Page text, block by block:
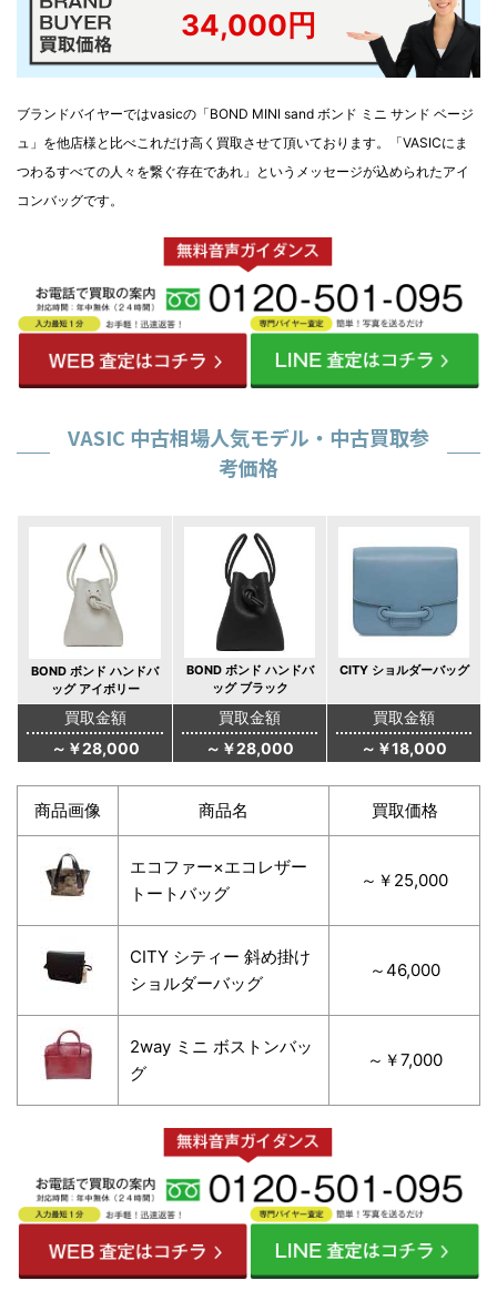
34,000円
ブランドバイヤーではvasicの「BOND MINI sand ボンド ミニ サンド ベージ
ュ」を他店様と比べこれだけ高く買取させて頂いております。「VASICにま
つわるすべての人々を繋ぐ存在であれ」というメッセージが込められたアイ
コンバッグです。
VASIC 中古相場人気モデル・中古買取参
考価格
BOND ボンド ハンドバ
ッグ アイボリー
BOND ボンド ハンドバ
ッグ ブラック
CITY ショルダーバッグ
買取金額
～￥28,000
買取金額
～￥28,000
買取金額
～￥18,000
商品画像 商品名 買取価格
エコファー×エコレザー
トートバッグ
～￥25,000
CITY シティー 斜め掛け
ショルダーバッグ
～46,000
2way ミニ ボストンバッ
グ
～￥7,000